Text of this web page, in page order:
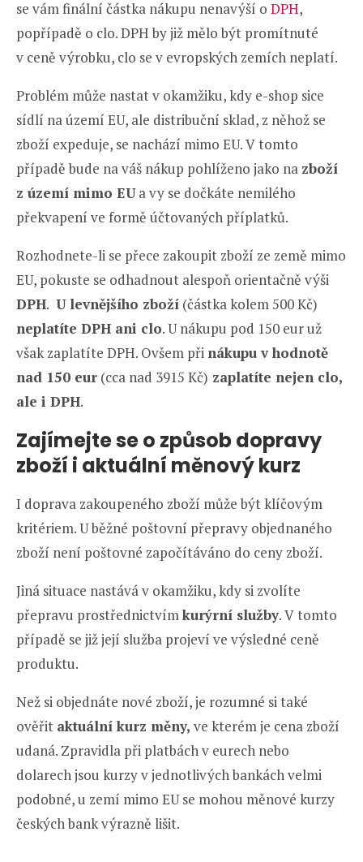
se vám finální částka nákupu nenavýší o DPH,
popřípadě o clo. DPH by již mělo být promítnuté
v ceně výrobku, clo se v evropských zemích neplatí.
Problém může nastat v okamžiku, kdy e-shop sice
sídlí na území EU, ale distribuční sklad, z něhož se
zboží expeduje, se nachází mimo EU. V tomto
případě bude na váš nákup pohlíženo jako na zboží
z území mimo EUa vy se dočkáte nemilého
překvapení ve formě účtovaných příplatků.
Rozhodnete-li se přece zakoupit zboží ze země mimo
EU, pokuste se odhadnout alespoň orientačně výši
DPH. U levnějšího zboží (částka kolem 500 Kč)
neplatíte DPH ani clo. U nákupu pod 150 eur už
však zaplatíte DPH. Ovšem při nákupu v hodnotě
nad 150 eur (cca nad 3915 Kč) zaplatíte nejen clo,
ale i DPH.
Zajímejte se o způsob dopravy
zboží i aktuální měnový kurz
I doprava zakoupeného zboží může být klíčovým
kritériem. U běžné poštovní přepravy objednaného
zboží není poštovné započítáváno do ceny zboží.
Jiná situace nastává v okamžiku, kdy si zvolíte
přepravu prostřednictvímkurýrní služby. V tomto
případě se již její služba projeví ve výsledné ceně
produktu.
Než si objednáte nové zboží, je rozumné si také
ověřit aktuální kurz měny, ve kterém je cena zboží
udaná. Zpravidla při platbách v eurech nebo
dolarech jsou kurzy v jednotlivých bankách velmi
podobné, u zemí mimo EU se mohou měnové kurzy
českých bank výrazně lišit.